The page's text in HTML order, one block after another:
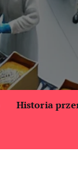
Historia